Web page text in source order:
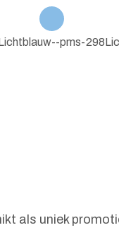
pms-298
als uniek